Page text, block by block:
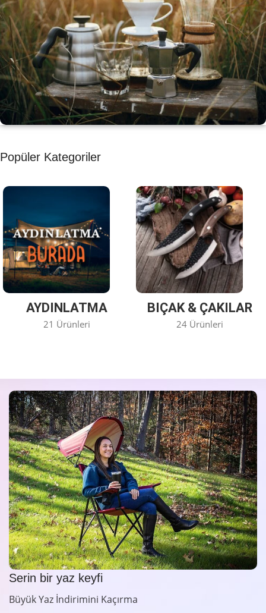
SATIŞ VE MONTAJ
Keşfet
KAHVE KEYFİ
Kahvemizi Denediniz mi ?
Keşfet
Popüler Kategoriler
AYDINLATMA
21 Ürünleri
BIÇAK & ÇAKILAR
24 Ürünleri
Serin bir yaz keyfi
Büyük Yaz İndirimini Kaçırma